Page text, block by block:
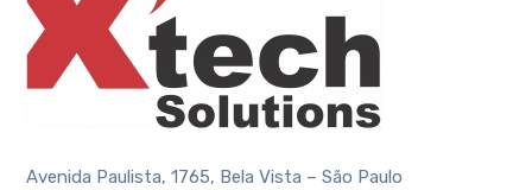
Avenida Paulista, 1765, Bela Vista – São Paulo